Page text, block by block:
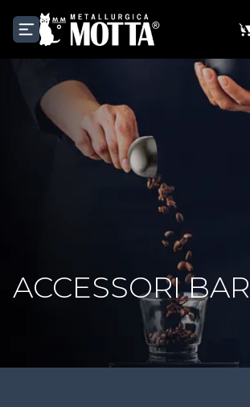
ACCESSORI BAR